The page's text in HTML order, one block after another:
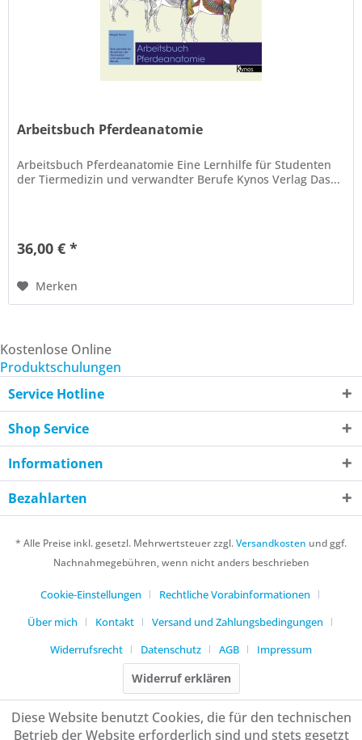
Arbeitsbuch Pferdeanatomie
Arbeitsbuch Pferdeanatomie Eine Lernhilfe für Studenten
der Tiermedizin und verwandter Berufe Kynos Verlag Das...
36,00 € *
Merken
Kostenlose Online
Produktschulungen
Service Hotline
Shop Service
Informationen
Bezahlarten
* Alle Preise inkl. gesetzl. Mehrwertsteuer zzgl.Versandkosten und ggf.
Nachnahmegebühren, wenn nicht anders beschrieben
Cookie-Einstellungen
Rechtliche Vorabinformationen
Über mich
Kontakt
Versand und Zahlungsbedingungen
Widerrufsrecht
Datenschutz AGB Impressum
Widerruf erklären
Diese Website benutzt Cookies, die für den technischen
Betrieb der Website erforderlich sind und stets gesetzt